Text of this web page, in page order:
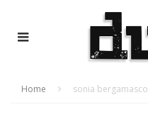
Home sonia bergamasco